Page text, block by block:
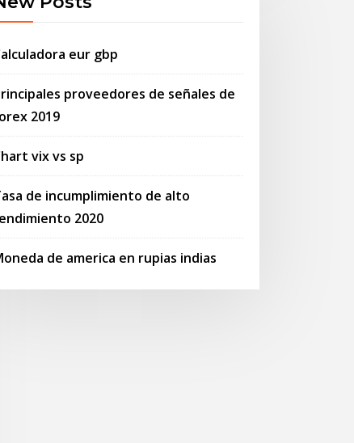
eur gbp
proveedores de señales de
2019
vix vs sp
de incumplimiento de alto
2020
de america en rupias indias